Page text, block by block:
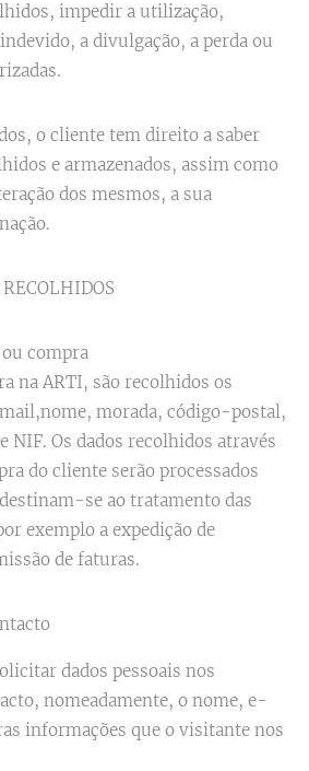
impedir a utilização,
a divulgação, a perda ou
o cliente tem direito a saber
e armazenados, assim como
dos mesmos, a sua
RECOLHIDOS
compra
na ARTI,​ são recolhidos os
nome, morada, código-postal,
NIF. Os​ dados recolhidos através
do cliente serão processados
se ao tratamento das
exemplo a expedição de
de faturas.
dados pessoais nos
nomeadamente, o nome, e-
informações que o visitante nos